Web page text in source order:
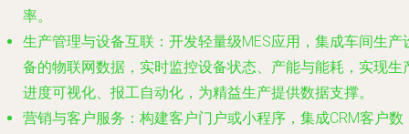
率。
生产管理与设备互联 ：开发轻量级MES应用，集成车间生产
备的物联网数据，实时监控设备状态、产能与能耗，实现生
进度可视化、报工自动化，为精益生产提供数据支撑。
营销与客户服务 ：构建客户门户或小程序，集成CRM客户数